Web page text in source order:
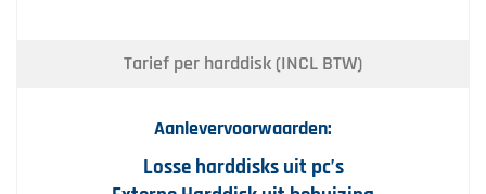
Tarief per harddisk (INCL BTW)
Aanlevervoorwaarden:
Losse harddisks uit pc’s